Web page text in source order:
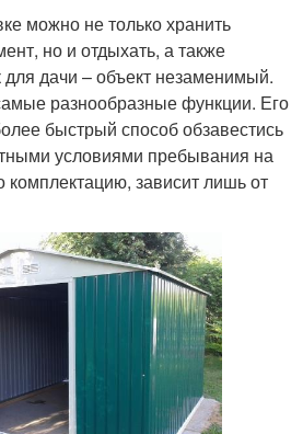
можно не только хранить
но и отдыхать, а также
для дачи – объект незаменимый.
разнообразные функции. Его
быстрый способ обзавестись
условиями пребывания на
комплектацию, зависит лишь от